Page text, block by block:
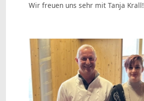
Wir freuen uns sehr mit Tanja Krall!